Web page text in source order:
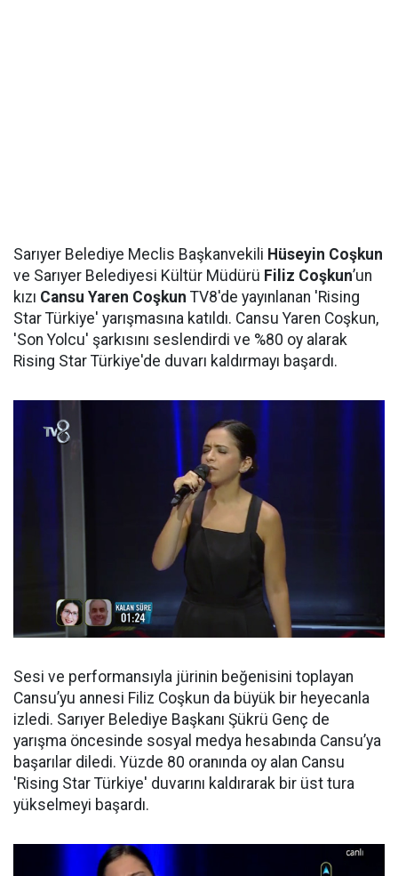
Sarıyer Belediye Meclis Başkanvekili Hüseyin Coşkun
ve Sarıyer Belediyesi Kültür Müdürü Filiz Coşkun’un
kızı Cansu Yaren Coşkun TV8'de yayınlanan 'Rising
Star Türkiye' yarışmasına katıldı. Cansu Yaren Coşkun,
'Son Yolcu' şarkısını seslendirdi ve %80 oy alarak
Rising Star Türkiye'de duvarı kaldırmayı başardı.
Sesi ve performansıyla jürinin beğenisini toplayan
Cansu’yu annesi Filiz Coşkun da büyük bir heyecanla
izledi. Sarıyer Belediye Başkanı Şükrü Genç de
yarışma öncesinde sosyal medya hesabında Cansu’ya
başarılar diledi. Yüzde 80 oranında oy alan Cansu
'Rising Star Türkiye' duvarını kaldırarak bir üst tura
yükselmeyi başardı.